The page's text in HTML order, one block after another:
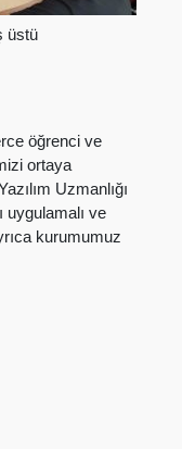
üstü
öğrenci ve
ortaya
Uzmanlığı
uygulamalı ve
kurumumuz